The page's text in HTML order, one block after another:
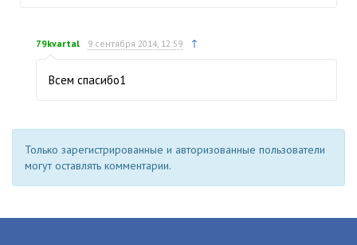
79kvartal 9 сентября 2014, 12:59 ↑
Всем спасибо1
Только зарегистрированные и авторизованные пользователи
могут оставлять комментарии.